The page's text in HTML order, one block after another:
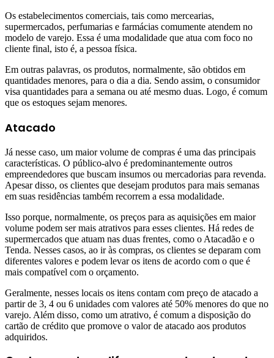
Os estabelecimentos comerciais, tais como mercearias,
supermercados, perfumarias e farmácias comumente atendem no
modelo de varejo. Essa é uma modalidade que atua com foco no
cliente final, isto é, a pessoa física.
Em outras palavras, os produtos, normalmente, são obtidos em
quantidades menores, para o dia a dia. Sendo assim, o consumidor
visa quantidades para a semana ou até mesmo duas. Logo, é comum
que os estoques sejam menores.
Atacado
Já nesse caso, um maior volume de compras é uma das principais
características. O público-alvo é predominantemente outros
empreendedores que buscam insumos ou mercadorias para revenda.
Apesar disso, os clientes que desejam produtos para mais semanas
em suas residências também recorrem a essa modalidade.
Isso porque, normalmente, os preços para as aquisições em maior
volume podem ser mais atrativos para esses clientes. Há redes de
supermercados que atuam nas duas frentes, como o Atacadão e o
Tenda. Nesses casos, ao ir às compras, os clientes se deparam com
diferentes valores e podem levar os itens de acordo com o que é
mais compatível com o orçamento.
Geralmente, nesses locais os itens contam com preço de atacado a
partir de 3, 4 ou 6 unidades com valores até 50% menores do que no
varejo. Além disso, como um atrativo, é comum a disposição do
cartão de crédito que promove o valor de atacado aos produtos
adquiridos.